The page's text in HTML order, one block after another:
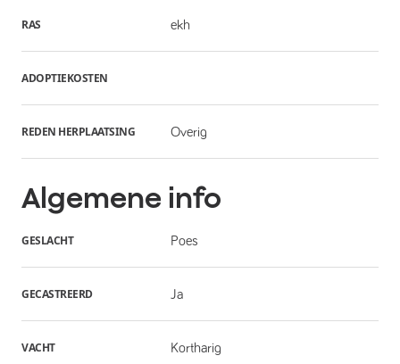
RAS ekh
ADOPTIEKOSTEN
REDEN HERPLAATSING Overig
Algemene info
GESLACHT Poes
GECASTREERD Ja
VACHT Kortharig